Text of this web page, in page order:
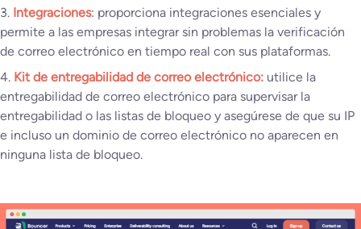
3. Integraciones: proporciona integraciones esenciales y
permite a las empresas integrar sin problemas la verificación
de correo electrónico en tiempo real con sus plataformas.
4. Kit de entregabilidad de correo electrónico: utilice la
entregabilidad de correo electrónico para supervisar la
entregabilidad o las listas de bloqueo y asegúrese de que su IP
e incluso un dominio de correo electrónico no aparecen en
ninguna lista de bloqueo.